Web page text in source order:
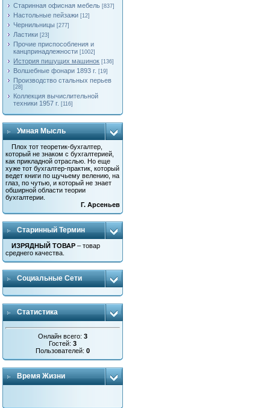
Старинная офисная мебель [837]
Настольные пейзажи [12]
Чернильницы [277]
Ластики [23]
Прочие приспособления и
канцпринадлежности [1002]
История пишущих машинок [136]
Волшебные фонари 1893 г. [19]
Производство стальных перьев
[28]
Коллекция вычислительной
техники 1957 г. [116]
Умная Мысль
Плох тот теоретик-бухгалтер,
который не знаком с бухгалтерией,
как прикладной отраслью. Но еще
хуже тот бухгалтер-практик, который
ведет книги по щучьему велению, на
глаз, по чутью, и который не знает
обширной области теории
бухгалтерии.
Г. Арсеньев
Старинный Термин
ИЗРЯДНЫЙ ТОВАР – товар
среднего качества.
Социальные Сети
Статистика
Онлайн всего:3
Гостей:3
Пользователей:0
Время Жизни